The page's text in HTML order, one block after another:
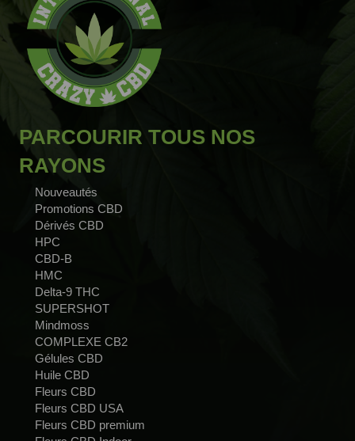
PARCOURIR TOUS NOS
RAYONS
Nouveautés
Promotions CBD
Dérivés CBD
HPC
CBD-B
HMC
Delta-9 THC
SUPERSHOT
Mindmoss
COMPLEXE CB2
Gélules CBD
Huile CBD
Fleurs CBD
Fleurs CBD USA
Fleurs CBD premium